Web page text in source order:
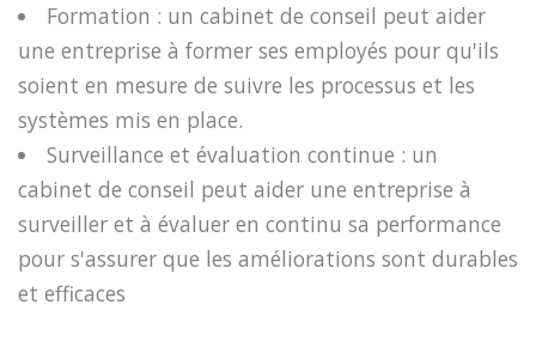
Formation : un cabinet de conseil peut aider
une entreprise à former ses employés pour qu'ils
soient en mesure de suivre les processus et les
systèmes mis en place.
Surveillance et évaluation continue : un
cabinet de conseil peut aider une entreprise à
surveiller et à évaluer en continu sa performance
pour s'assurer que les améliorations sont durables
et efficaces